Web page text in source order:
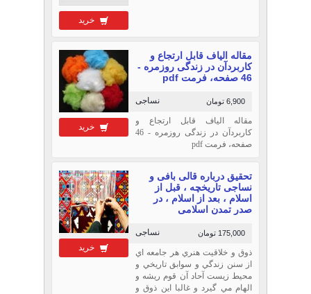
خرید
خرید
مقاله الیاف قابل ارتجاع و
کاربردآن در زندگی روزمره -
46 صفحه، فرمت pdf
نساجی 6,900 تومان
مقاله الیاف قابل ارتجاع و
کاربردآن در زندگی روزمره - 46
صفحه، فرمت pdf
خرید
تحقیق درباره قالی بافی و
نساجی تاریخچه ، قبل از
اسلام ، بعد از اسلام ، در
صدر تمدن اسلامی
نساجی 175,000 تومان
ذوق و خلاقيت هنري هر جامعه اي
از سنن زندگي و سوابق تاريخي و
محيط زيست آحاد آن قوم ريشه و
الهام مي گيرد و غالبا اين ذوق و